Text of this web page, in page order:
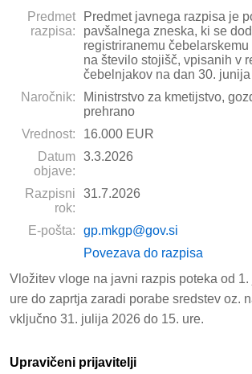
Predmet
razpisa:
Predmet javnega razpisa je
pavšalnega zneska, ki se
registriranemu
na število stojišč, vpisanih v
čebelnjakov na dan 30.
Naročnik:
Ministrstvo za kmetijstvo,
prehrano
Vrednost:
16.000 EUR
Datum
objave:
3.3.2026
Razpisni
rok:
31.7.2026
E-pošta:
gp.mkgp@gov.si
Povezava do razpisa
Vložitev vloge na javni razpis poteka od
ure do zaprtja zaradi porabe sredstev oz.
vključno 31. julija 2026 do 15. ure.
Upravičeni prijavitelji